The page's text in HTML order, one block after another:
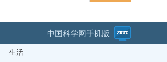
中国科学网手机版
生活